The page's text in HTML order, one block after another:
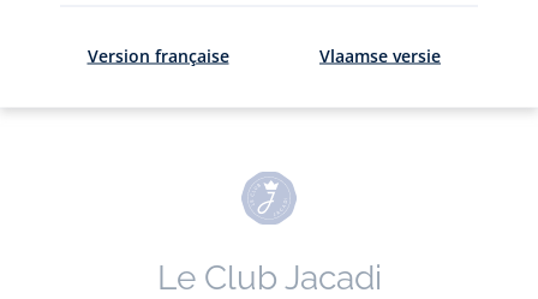
Le Club Jacadi
Version française Vlaamse versie